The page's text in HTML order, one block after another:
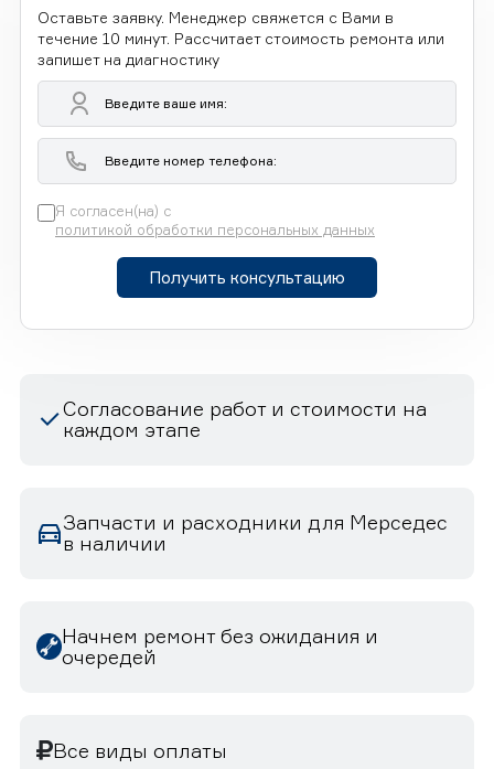
Оставьте заявку. Менеджер свяжется с Вами в
течение 10 минут. Рассчитает стоимость ремонта или
запишет на диагностику
Я согласен(на) с
политикой обработки персональных данных
Получить консультацию
Согласование работ и стоимости на
каждом этапе
Запчасти и расходники для Мерседес
в наличии
Начнем ремонт без ожидания и
очередей
Все виды оплаты